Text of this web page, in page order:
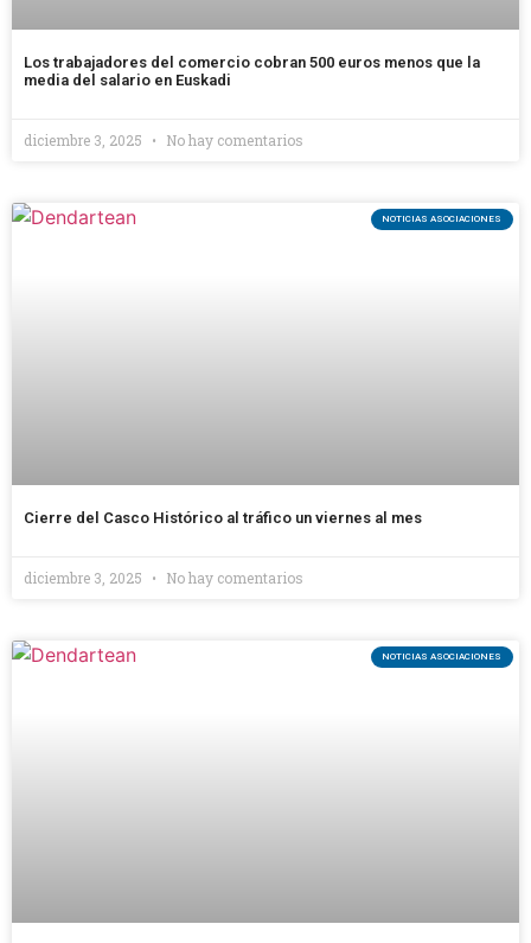
Los trabajadores del comercio cobran 500 euros menos que la
media del salario en Euskadi
diciembre 3, 2025 No hay comentarios
NOTICIAS ASOCIACIONES
Cierre del Casco Histórico al tráfico un viernes al mes
diciembre 3, 2025 No hay comentarios
NOTICIAS ASOCIACIONES